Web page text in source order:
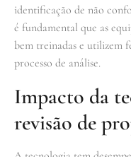
identificação de não
é fundamental que as
bem treinadas e utilizem
processo de análise.
Impacto da
revisão de